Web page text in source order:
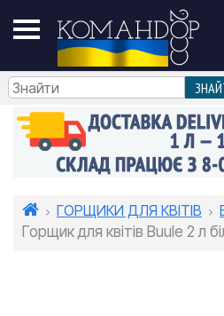
ГОРЩИКИ ДЛЯ КВІТІВ
Горщик для квітів Buule 2 л